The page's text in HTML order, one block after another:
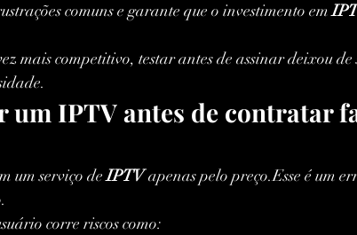
comuns e garante que o investimento em
mais competitivo, testar antes de assinar deixou
um IPTV antes de contratar
um serviço de IPTV apenas pelo preço.Esse é um
corre riscos como: